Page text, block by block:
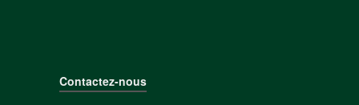
Contactez-nous